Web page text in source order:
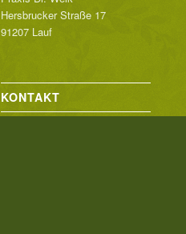
Hersbrucker Straße 17
91207 Lauf
KONTAKT